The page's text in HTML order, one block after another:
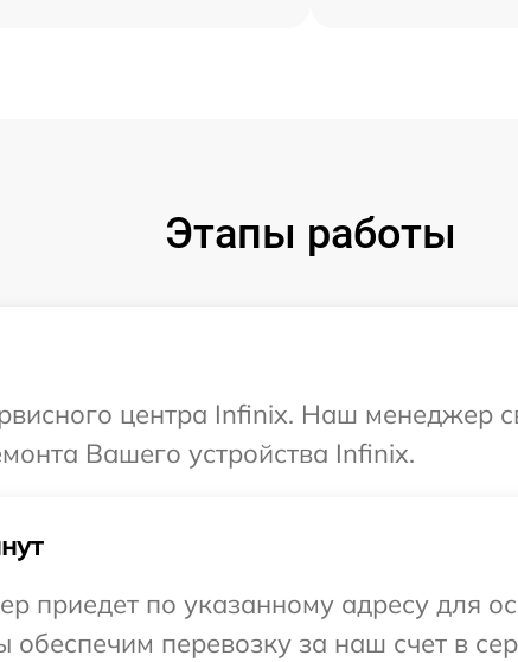
Этапы работы
центра Infinix. Наш менеджер
Вашего устройства Infinix.
приедет по указанному адресу для
обеспечим перевозку за наш счет в